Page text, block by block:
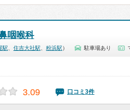
咽喉科
駅 住吉大社駅 粉浜駅 ） 駐車場あり
3.09 口コミ3件